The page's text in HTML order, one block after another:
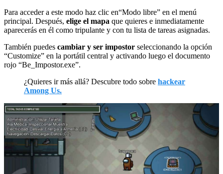
Para acceder a este modo haz clic en“Modo libre” en el menú
principal. Después, elige el mapa que quieres e inmediatamente
aparecerás en él como tripulante y con tu lista de tareas asignadas.
También puedes cambiar y ser impostor seleccionando la opción
“Customize” en la portátil central y activando luego el documento
rojo “Be_Impostor.exe”.
¿Quieres ir más allá? Descubre todo sobre hackear
Among Us.